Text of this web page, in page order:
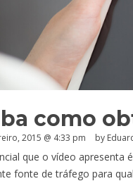
como
2015 @ 4:33 pm by
que o vídeo apresenta
fonte de tráfego para